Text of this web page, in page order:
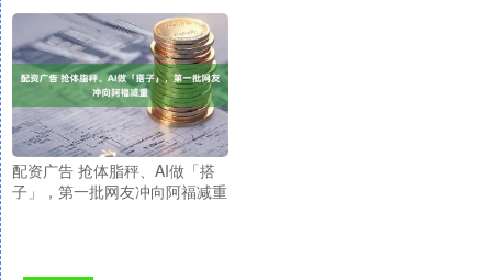
配资广告 抢体脂秤、AI做「搭
子」，第一批网友冲向阿福减重